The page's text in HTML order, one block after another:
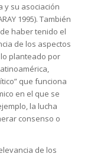
y su asociación
1995). También
haber tenido el
de los aspectos
planteado por
que funciona
en el que se
la lucha
consenso o
de los